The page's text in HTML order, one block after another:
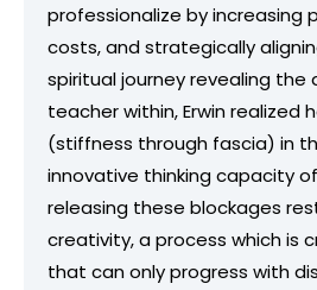
professionalize by increasing
costs, and strategically
spiritual journey revealing
teacher within, Erwin realized
(stiffness through fascia) in
innovative thinking capacity
releasing these blockages
creativity, a process which is
that can only progress with